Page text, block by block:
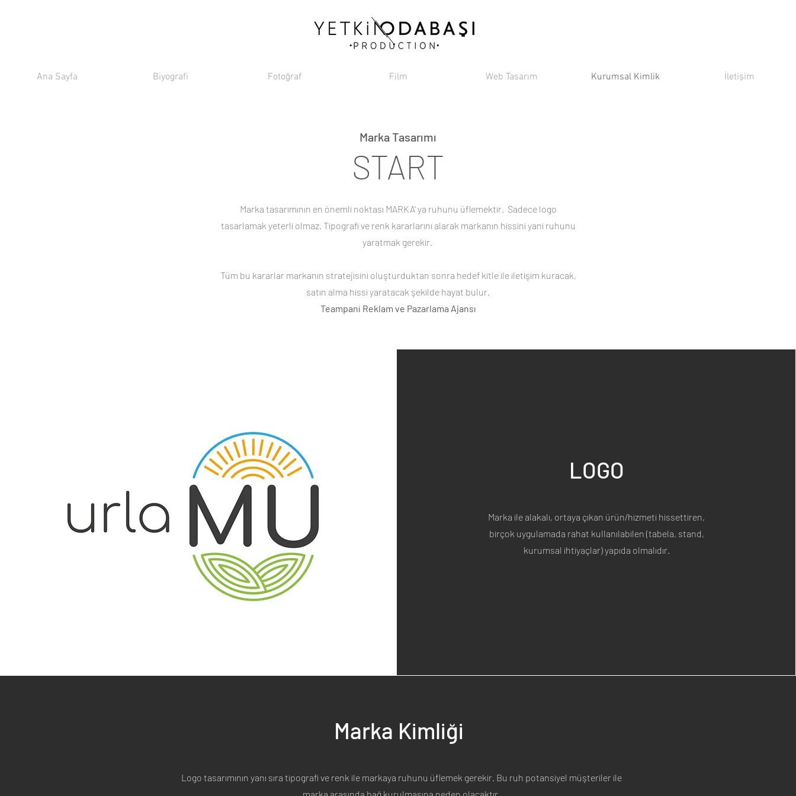
Ana Sayfa Biyografi Fotoğraf Film Web Tasarım Kurumsal Kimlik İletişim
Marka Tasarımı
START
Marka tasarımının en önemli noktası MARKA' ya ruhunu üflemektir. Sadece logo
tasarlamak yeterli olmaz. Tipografi ve renk kararlarını alarak markanın hissini yani ruhunu
yaratmak gerekir.
Tüm bu kararlar markanın stratejisini oluşturduktan sonra hedef kitle ile iletişim kuracak,
satın alma hissi yaratacak şekilde hayat bulur.
Teampani Reklam ve Pazarlama Ajansı
LOGO
Marka ile alakalı, ortaya çıkan ürün/hizmeti hissettiren,
birçok uygulamada rahat kullanılabilen (tabela, stand,
kurumsal ihtiyaçlar) yapıda olmalıdır.
Marka Kimliği
Logo tasarımının yanı sıra tipografi ve renk ile markaya ruhunu üflemek gerekir. Bu ruh potansiyel müşteriler ile